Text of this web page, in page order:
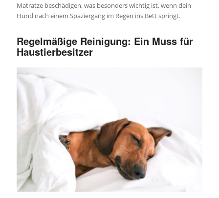
Matratze beschädigen, was besonders wichtig ist, wenn dein
Hund nach einem Spaziergang im Regen ins Bett springt.
Regelmäßige Reinigung: Ein Muss für
Haustierbesitzer